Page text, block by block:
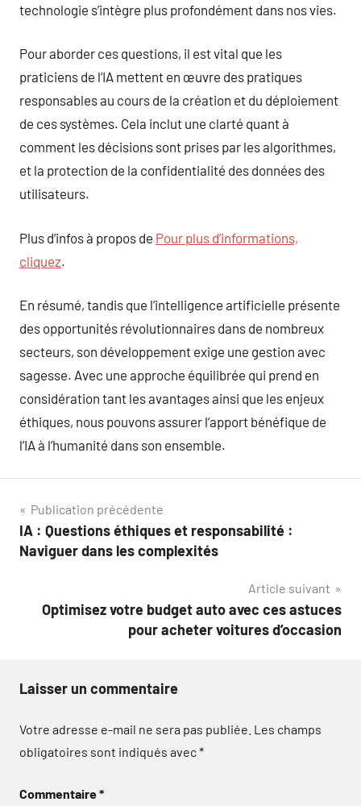
technologie s’intègre plus profondément dans nos vies.
Pour aborder ces questions, il est vital que les
praticiens de l’IA mettent en œuvre des pratiques
responsables au cours de la création et du déploiement
de ces systèmes. Cela inclut une clarté quant à
comment les décisions sont prises par les algorithmes,
et la protection de la confidentialité des données des
utilisateurs.
Plus d’infos à propos de Pour plus d’informations,
cliquez.
En résumé, tandis que l’intelligence artificielle présente
des opportunités révolutionnaires dans de nombreux
secteurs, son développement exige une gestion avec
sagesse. Avec une approche équilibrée qui prend en
considération tant les avantages ainsi que les enjeux
éthiques, nous pouvons assurer l’apport bénéfique de
l’IA à l’humanité dans son ensemble.
Navigation
de
Publication précédente
IA : Questions éthiques et responsabilité :
Naviguer dans les complexités
Article suivant
Optimisez votre budget auto avec ces astuces
pour acheter voitures d’occasion
Laisser un commentaire
Votre adresse e-mail ne sera pas publiée. Les champs
obligatoires sont indiqués avec*
Commentaire*